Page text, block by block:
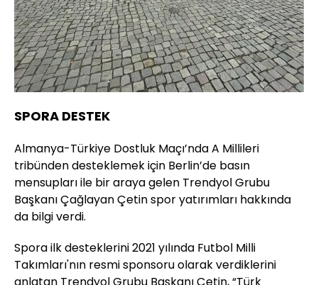
SPORA DESTEK
Almanya-Türkiye Dostluk Maçı’nda A Millileri
tribünden desteklemek için Berlin’de basın
mensupları ile bir araya gelen Trendyol Grubu
Başkanı Çağlayan Çetin spor yatırımları hakkında
da bilgi verdi.
Spora ilk desteklerini 2021 yılında Futbol Milli
Takımları'nın resmi sponsoru olarak verdiklerini